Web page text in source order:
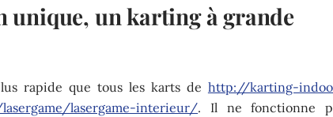
unique, un karting à grande
rapide que tous les karts de http://karting-
lasergame-interieur/. Il ne fonctionne